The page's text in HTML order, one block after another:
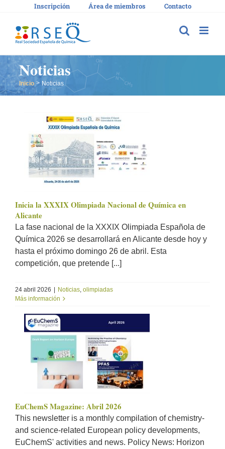
contenido
Inscripción Área de miembros Contacto
Noticias
Inicio Noticias
Inicia la XXXIX Olimpiada Nacional de Química en
Alicante
La fase nacional de la XXXIX Olimpiada Española de
Química 2026 se desarrollará en Alicante desde hoy y
hasta el próximo domingo 26 de abril. Esta
competición, que pretende [...]
24 abril 2026 | Noticias, olimpiadas
Más información
EuChemS Magazine: Abril 2026
This newsletter is a monthly compilation of chemistry-
and science-related European policy developments,
EuChemS' activities and news. Policy News: Horizon